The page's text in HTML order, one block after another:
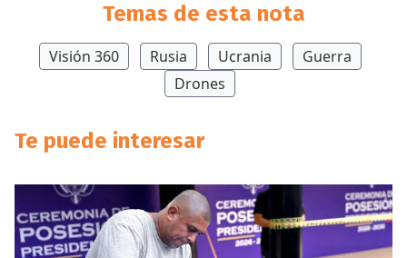
Temas de esta nota
Visión 360 Rusia Ucrania
Guerra
Drones
Te puede interesar